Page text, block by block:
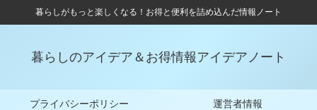
暮らしがもっと楽しくなる！お得と便利を詰め込んだ情報ノート
暮らしのアイデア＆お得情報アイデアノート
プライバシーポリシー 運営者情報